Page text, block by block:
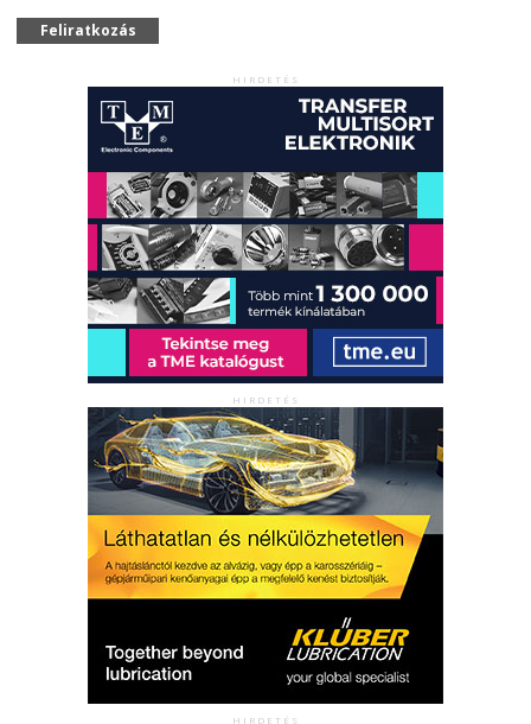
Feliratkozás
HIRDETÉS
HIRDETÉS
HIRDETÉS